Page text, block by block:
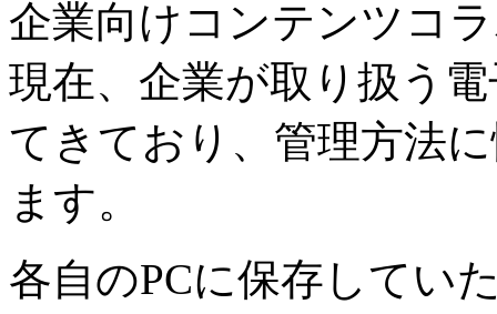
企業向けコンテンツコ
現在、企業が取り扱う
てきており、管理方法
ます。
各自のPCに保存してい